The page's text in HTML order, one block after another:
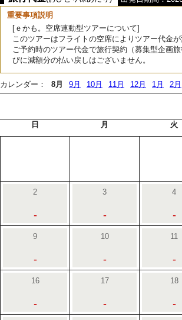
重要事項説明
[ｅかも。空席連動型ツアーについて]
このツアーはフライトの空席によりツアー代金が
ご予約時のツアー代金で旅行契約（募集型企画
びに減額分の払い戻しはございません。
カレンダー： 8月 9月 10月 11月 12月 1月 2月
日 月 火
2
-
3
-
4
-
9
-
10
-
11
-
16
-
17
-
18
-